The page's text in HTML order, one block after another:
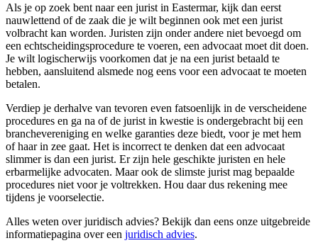
Als je op zoek bent naar een jurist in Eastermar, kijk dan eerst
nauwlettend of de zaak die je wilt beginnen ook met een jurist
volbracht kan worden. Juristen zijn onder andere niet bevoegd om
een echtscheidingsprocedure te voeren, een advocaat moet dit doen.
Je wilt logischerwijs voorkomen dat je na een jurist betaald te
hebben, aansluitend alsmede nog eens voor een advocaat te moeten
betalen.
Verdiep je derhalve van tevoren even fatsoenlijk in de verscheidene
procedures en ga na of de jurist in kwestie is ondergebracht bij een
branchevereniging en welke garanties deze biedt, voor je met hem
of haar in zee gaat. Het is incorrect te denken dat een advocaat
slimmer is dan een jurist. Er zijn hele geschikte juristen en hele
erbarmelijke advocaten. Maar ook de slimste jurist mag bepaalde
procedures niet voor je voltrekken. Hou daar dus rekening mee
tijdens je voorselectie.
Alles weten over juridisch advies? Bekijk dan eens onze uitgebreide
informatiepagina over een juridisch advies.